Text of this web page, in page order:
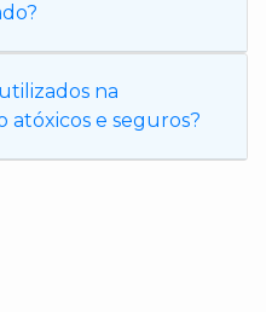
na
atóxicos e seguros?